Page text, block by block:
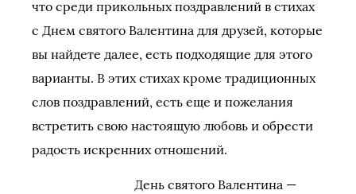
что среди прикольных поздравлений в стихах
с Днем святого Валентина для друзей, которые
вы найдете далее, есть подходящие для этого
варианты. В этих стихах кроме традиционных
слов поздравлений, есть еще и пожелания
встретить свою настоящую любовь и обрести
радость искренних отношений.
День святого Валентина —